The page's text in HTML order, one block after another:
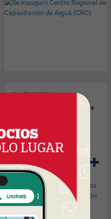
Mar02/12/2014
Delegación de Colombia nos